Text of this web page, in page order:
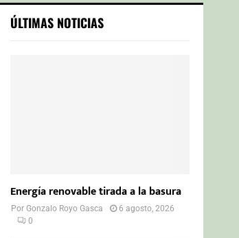
c
h
ÚLTIMAS NOTICIAS
Energía renovable tirada a la basura
PorGonzalo Royo Gasca
6 agosto, 2026
0